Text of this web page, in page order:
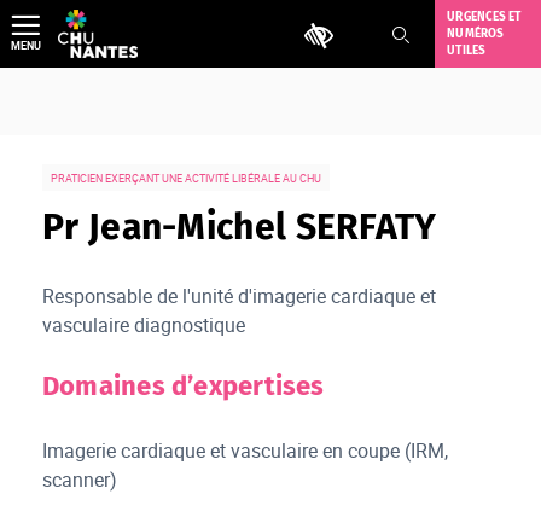
Aller
au
contenu
Outils d'accessibilité
URGENCES ET
NUMÉROS
UTILES
MENU
PRATICIEN EXERÇANT UNE ACTIVITÉ LIBÉRALE AU CHU
Pr Jean-Michel SERFATY
Responsable de l'unité d'imagerie cardiaque et
vasculaire diagnostique
Domaines d’expertises
Imagerie cardiaque et vasculaire en coupe (IRM,
scanner)